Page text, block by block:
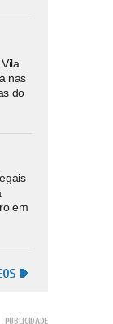
nas
do
em